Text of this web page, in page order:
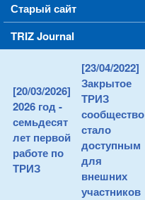
Старый сайт
TRIZ Journal
[20/03/2026]
2026 год -
семьдесят
лет первой
работе по
ТРИЗ
[23/04/2022]
Закрытое
ТРИЗ
сообщество
стало
доступным
для
внешних
участников